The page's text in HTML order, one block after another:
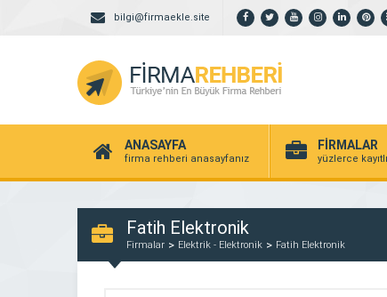
bilgi@firmaekle.site
ANASAYFA
firma rehberi anasayfanız
FİRMALAR
yüzlerce
Fatih Elektronik
Firmalar Elektrik - Elektronik Fatih Elektronik